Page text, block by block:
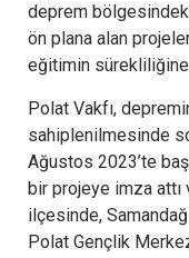
deprem
ön plana alan
eğitimin sürekliliğine
Polat Vakfı,
sahiplenilmesinde
Ağustos 2023’te
bir projeye imza attı
ilçesinde,
Polat Gençlik